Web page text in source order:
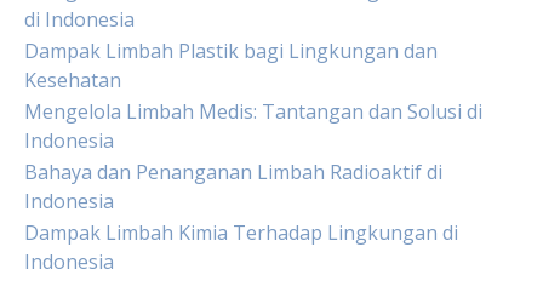
di Indonesia
Dampak Limbah Plastik bagi Lingkungan dan
Kesehatan
Mengelola Limbah Medis: Tantangan dan Solusi di
Indonesia
Bahaya dan Penanganan Limbah Radioaktif di
Indonesia
Dampak Limbah Kimia Terhadap Lingkungan di
Indonesia